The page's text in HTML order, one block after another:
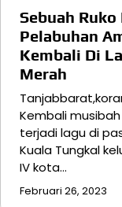
Sebuah Ruko
Pelabuhan
Kembali Di
Merah
Kembali
terjadi lagu di
Kuala Tungkal
IV kota…
Februari 26, 2023